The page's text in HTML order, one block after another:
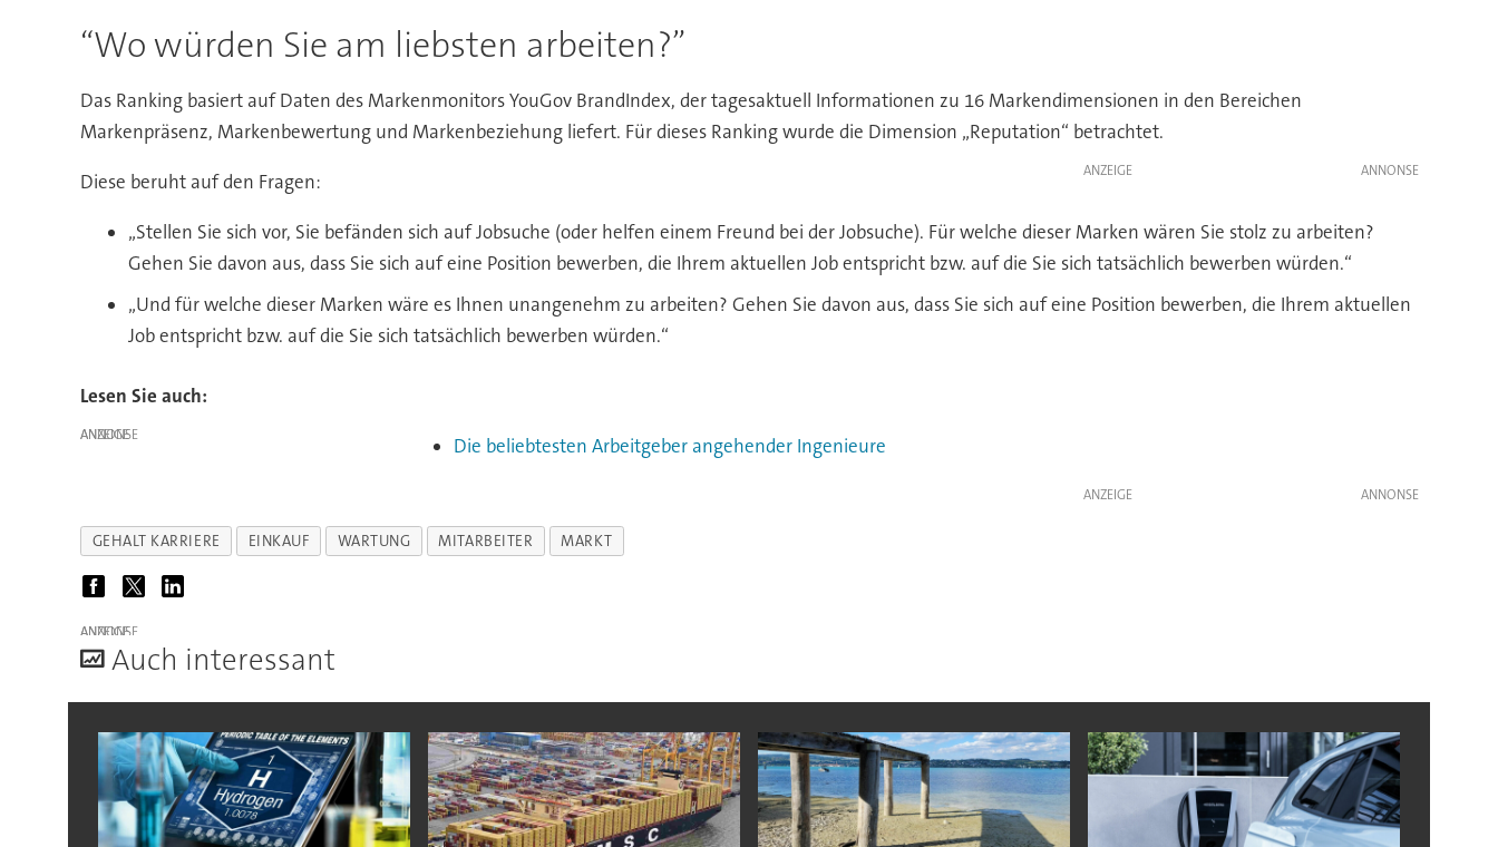
“Wo würden Sie am liebsten arbeiten?”
Das Ranking basiert auf Daten des Markenmonitors YouGov BrandIndex, der tagesaktuell Informationen zu 16 Markendimensionen in den Bereichen
Markenpräsenz, Markenbewertung und Markenbeziehung liefert. Für dieses Ranking wurde die Dimension „Reputation“ betrachtet.
ANZEIGE
Diese beruht auf den Fragen:
„Stellen Sie sich vor, Sie befänden sich auf Jobsuche (oder helfen einem Freund bei der Jobsuche). Für welche dieser Marken wären Sie stolz zu arbeiten?
Gehen Sie davon aus, dass Sie sich auf eine Position bewerben, die Ihrem aktuellen Job entspricht bzw. auf die Sie sich tatsächlich bewerben würden.“
„Und für welche dieser Marken wäre es Ihnen unangenehm zu arbeiten? Gehen Sie davon aus, dass Sie sich auf eine Position bewerben, die Ihrem aktuellen
Job entspricht bzw. auf die Sie sich tatsächlich bewerben würden.“
Lesen Sie auch:
ANZEIGE Die beliebtesten Arbeitgeber angehender Ingenieure
ANZEIGE
GEHALT KARRIERE EINKAUF WARTUNG MITARBEITER MARKT
ANZEIGE
Auch interessant